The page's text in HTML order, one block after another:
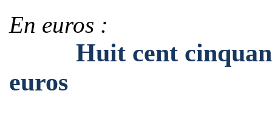
En euros :
Huit cent cinquante
euros